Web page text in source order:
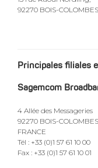
92270 BOIS-COLOMBES
Principales filiales
Sagemcom
4 Allée des Messageries
92270 BOIS-COLOMBES
FRANCE
Tél : +33 (0)1 57 61 10 00
Fax : +33 (0)1 57 61 10 01